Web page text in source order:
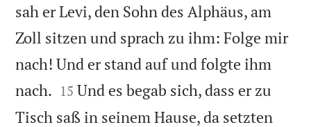
sah er Levi, den Sohn des Alphäus, am
Zoll sitzen und sprach zu ihm: Folge mir
nach! Und er stand auf und folgte ihm
nach. 

15 Und es begab sich, dass er zu
Tisch saß in seinem Hause, da setzten